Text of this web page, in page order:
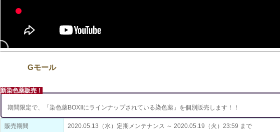
Gモール
新染色薬販売！
期間限定で、「染色薬BOXⅡにラインナップされている染色薬」を個別販売します！！
販売期間 2020.05.13（水）定期メンテナンス ～ 2020.05.19（火）23:59 まで